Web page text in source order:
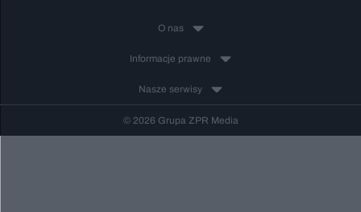
O nas
Informacje prawne
Nasze serwisy
© 2026 Grupa ZPR Media